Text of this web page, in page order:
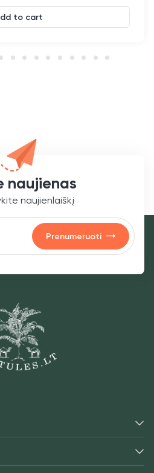
to cart
naujienas
naujienlaiškį
Prenumeruoti